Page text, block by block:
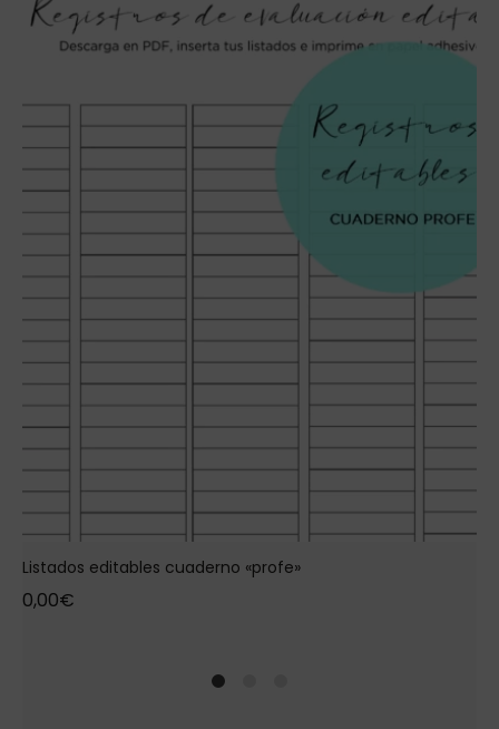
Listados editables cuaderno «profe»
0,00€